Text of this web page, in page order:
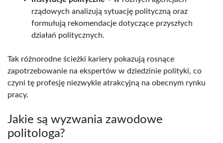
rządowych analizują sytuację polityczną oraz
formułują rekomendacje dotyczące przyszłych
działań politycznych.
Tak różnorodne ścieżki kariery pokazują rosnące
zapotrzebowanie na ekspertów w dziedzinie polityki, co
czyni tę profesję niezwykle atrakcyjną na obecnym rynku
pracy.
Jakie są wyzwania zawodowe
politologa?